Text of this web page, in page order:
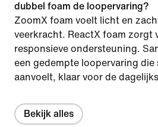
dubbel foam de loopervaring?
ZoomX foam voelt licht en
veerkracht. ReactX foam zorgt
responsieve ondersteuning.
een gedempte loopervaring die
aanvoelt, klaar voor de
Bekijk alles